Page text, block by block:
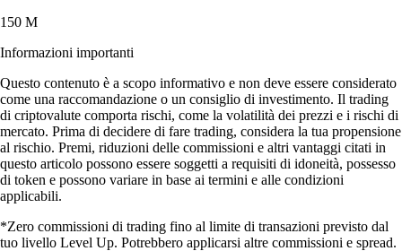
150 M
Informazioni importanti
Questo contenuto è a scopo informativo e non deve essere considerato
come una raccomandazione o un consiglio di investimento. Il trading
di criptovalute comporta rischi, come la volatilità dei prezzi e i rischi di
mercato. Prima di decidere di fare trading, considera la tua propensione
al rischio. Premi, riduzioni delle commissioni e altri vantaggi citati in
questo articolo possono essere soggetti a requisiti di idoneità, possesso
di token e possono variare in base ai termini e alle condizioni
applicabili.
*Zero commissioni di trading fino al limite di transazioni previsto dal
tuo livello Level Up. Potrebbero applicarsi altre commissioni e spread.